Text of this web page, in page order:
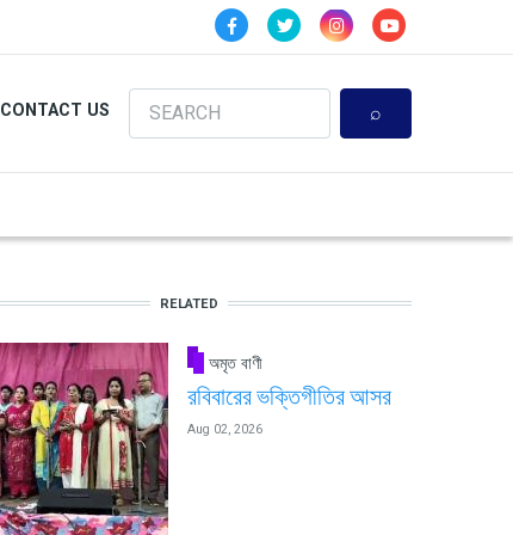
CONTACT US Search
RELATED
অমৃত বাণী
রবিবারের ভক্তিগীতির আসর
Aug 02, 2026